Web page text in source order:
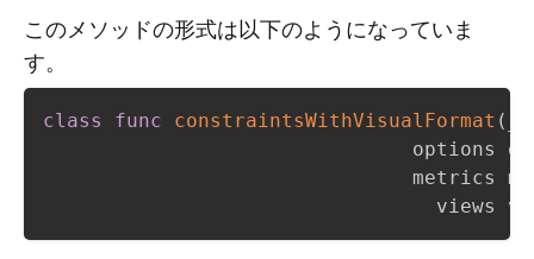
このメソッドの形式は以下のようになっていま
す。
class func constraintsWithVisualFormat (
options
metrics
views